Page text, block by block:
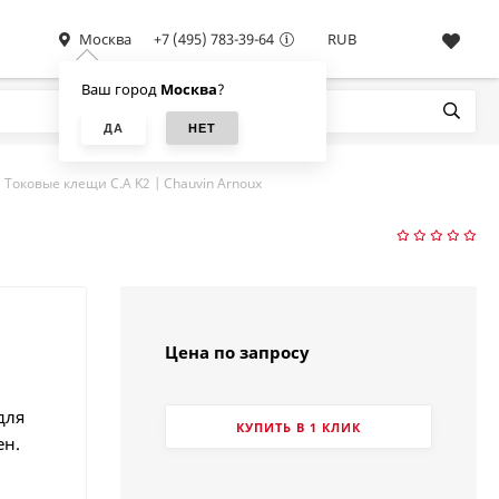
Москва
Ваш город Москва?
+7 (495) 783-39-64 RUB
Токовые клещи C.A K2 | Chauvin Arnoux
Цена по запросу
КУПИТЬ В 1 КЛИК